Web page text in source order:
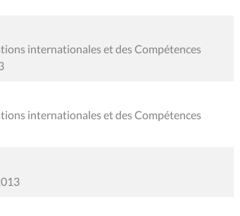
internationales et des Compétences
internationales et des Compétences